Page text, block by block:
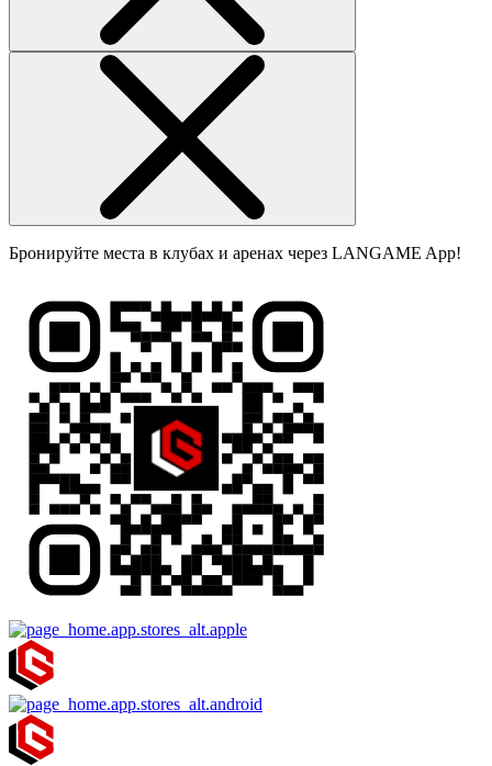
Бронируйте места в клубах и аренах через LANGAME App!